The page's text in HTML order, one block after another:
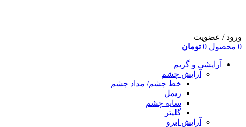
ورود / عضویت
0 محصول 0 تومان
آرایشی و گریم
آرایش چشم
خط چشم/ مداد چشم
ریمل
سایه چشم
گلیتر
آرایش ابرو